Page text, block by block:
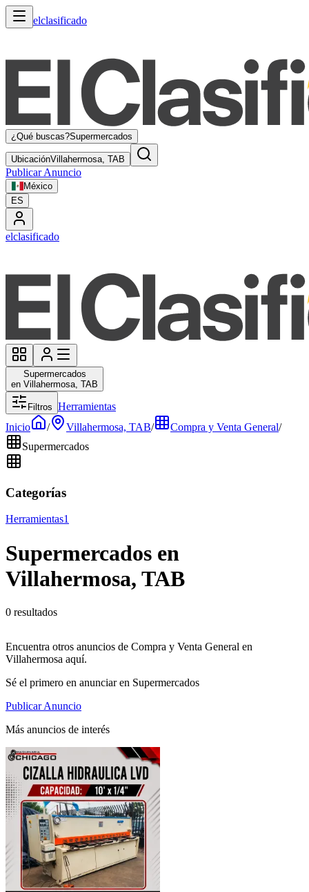
elclasificado
¿Qué buscas?Supermercados
UbicaciónVillahermosa, TAB
Publicar Anuncio
México
ES
elclasificado
Supermercados
en Villahermosa, TAB
Filtros Herramientas
Inicio
/ Villahermosa, TAB/ Compra y Venta General/
Supermercados
Categorías
Herramientas1
Supermercados en
Villahermosa, TAB
0 resultados
Encuentra otros anuncios de Compra y Venta General en
Villahermosa aquí.
Sé el primero en anunciar en Supermercados
Publicar Anuncio
Más anuncios de interés